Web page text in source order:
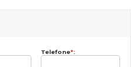
Telefone*: